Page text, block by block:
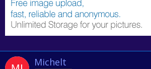
Michelt